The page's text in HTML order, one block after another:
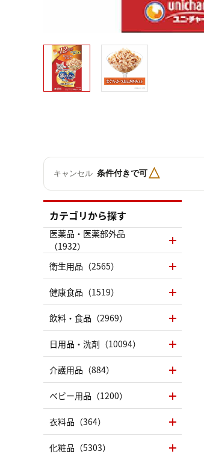
キャンセル 条件付きで可△
カテゴリから探す
医薬品・医薬部外品
（1932）
衛生用品（2565）
健康食品（1519）
飲料・食品（2969）
日用品・洗剤（10094）
介護用品（884）
ベビー用品（1200）
衣料品（364）
化粧品（5303）